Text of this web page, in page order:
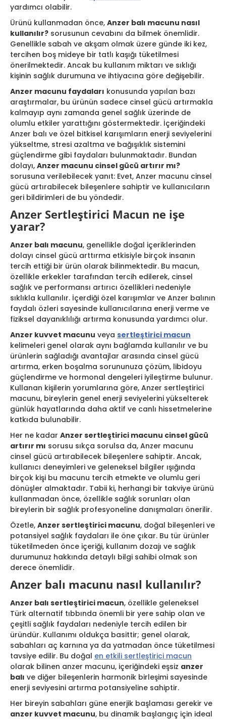
yardımcı olabilir.
Ürünü kullanmadan önce, Anzer balı macunu nasıl
kullanılır? sorusunun cevabını da bilmek önemlidir.
Genellikle sabah ve akşam olmak üzere günde iki kez,
tercihen boş mideye bir tatlı kaşığı tüketilmesi
önerilmektedir. Ancak bu kullanım miktarı ve sıklığı
kişinin sağlık durumuna ve ihtiyacına göre değişebilir.
Anzer macunu faydaları konusunda yapılan bazı
araştırmalar, bu ürünün sadece cinsel gücü artırmakla
kalmayıp aynı zamanda genel sağlık üzerinde de
olumlu etkiler yarattığını göstermektedir. İçeriğindeki
Anzer balı ve özel bitkisel karışımların enerji seviyelerini
yükseltme, stresi azaltma ve bağışıklık sistemini
güçlendirme gibi faydaları bulunmaktadır. Bundan
dolayı, Anzer macunu cinsel gücü artırır mı?
sorusuna verilebilecek yanıt: Evet, Anzer macunu cinsel
gücü artırabilecek bileşenlere sahiptir ve kullanıcıların
geri bildirimleri de bu yöndedir.
Anzer Sertleştirici Macun ne işe
yarar?
Anzer balı macunu, genellikle doğal içeriklerinden
dolayı cinsel gücü arttırma etkisiyle birçok insanın
tercih ettiği bir ürün olarak bilinmektedir. Bu macun,
özellikle erkekler tarafından tercih edilerek, cinsel
sağlık ve performansı artırıcı özellikleri nedeniyle
sıklıkla kullanılır. İçerdiği özel karışımlar ve Anzer balının
faydalı özleri sayesinde kullanıcılarına enerji verme ve
fiziksel dayanıklılığı artırma konusunda yardımcı olur.
Anzer kuvvet macunu veya sertleştirici macun
kelimeleri genel olarak aynı bağlamda kullanılır ve bu
ürünlerin sağladığı avantajlar arasında cinsel gücü
artırma, erken boşalma sorununuza çözüm, libidoyu
güçlendirme ve hormonal dengeleri iyileştirme bulunur.
Kullanan kişilerin yorumlarına göre, Anzer sertleştirici
macunu, bireylerin genel enerji seviyelerini yükselterek
günlük hayatlarında daha aktif ve canlı hissetmelerine
katkıda bulunabilir.
Her ne kadar Anzer sertleştirici macunu cinsel gücü
artırır mı sorusu sıkça sorulsa da, Anzer macunu
cinsel gücü artırabilecek bileşenlere sahiptir. Ancak,
kullanıcı deneyimleri ve geleneksel bilgiler ışığında
birçok kişi bu macunu tercih etmekte ve olumlu geri
dönüşler almaktadır. Tabii ki, herhangi bir takviye ürünü
kullanmadan önce, özellikle sağlık sorunları olan
bireylerin bir sağlık profesyoneline danışmaları önerilir.
Özetle, Anzer sertleştirici macunu, doğal bileşenleri ve
potansiyel sağlık faydaları ile öne çıkar. Bu tür ürünler
tüketilmeden önce içeriği, kullanım dozajı ve sağlık
durumunuz hakkında detaylı bilgi sahibi olmak son
derece önemlidir.
Anzer balı macunu nasıl kullanılır?
Anzer balı sertleştirici macun, özellikle geleneksel
Türk alternatif tıbbında önemli bir yere sahip olan ve
çeşitli sağlık faydaları nedeniyle tercih edilen bir
üründür. Kullanımı oldukça basittir; genel olarak,
sabahları aç karnına ya da yatmadan önce tüketilmesi
tavsiye edilir. Bu doğal en etkili sertleştirici macun
olarak bilinen anzer macunu, içeriğindeki eşsiz anzer
balı ve diğer bileşenlerin harmonik birleşimi sayesinde
enerji seviyesini artırma potansiyeline sahiptir.
Her bireyin sabahları güne enerjik başlaması gerekir ve
anzer kuvvet macunu, bu dinamik başlangıç için ideal